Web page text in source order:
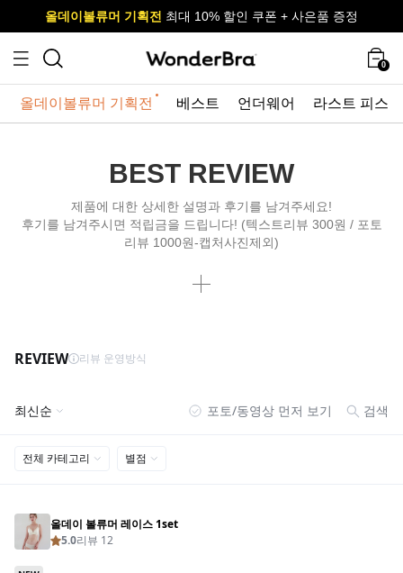
사이즈 무료 교환 서비스
올데이볼류머 기획전 최대 10% 할인 쿠폰 + 사은품 증정
사이즈 무료 교환 서비스
올데이볼류머 기획전 최대 10% 할인 쿠폰 + 사은품 증정
0
올데이볼류머 기획전 베스트 언더웨어 라스트 피스
BEST REVIEW
제품에 대한 상세한 설명과 후기를 남겨주세요!
후기를 남겨주시면 적립금을 드립니다! (텍스트리뷰 300원 / 포토
리뷰 1000원-캡처사진제외)